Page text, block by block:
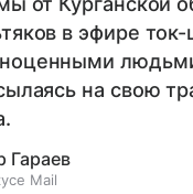
в эфире ток-
на свою
Гараев
Mail